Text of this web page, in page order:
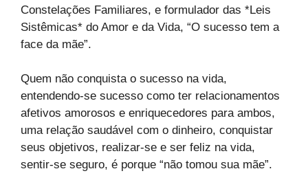
Constelações Familiares, e formulador das *Leis
Sistêmicas* do Amor e da Vida, “O sucesso tem a
face da mãe”.
Quem não conquista o sucesso na vida,
entendendo-se sucesso como ter relacionamentos
afetivos amorosos e enriquecedores para ambos,
uma relação saudável com o dinheiro, conquistar
seus objetivos, realizar-se e ser feliz na vida,
sentir-se seguro, é porque “não tomou sua mãe”.